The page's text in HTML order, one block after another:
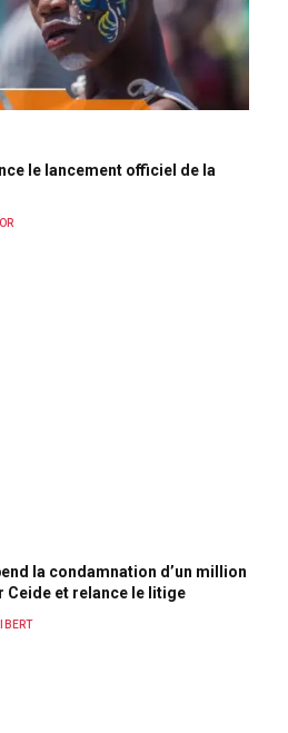
le lancement officiel de la
la condamnation d’un million
Ceide et relance le litige